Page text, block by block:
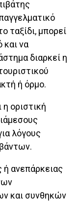
ταξίδι, μπορεί
και να
διαρκεί η
ή όρμο.
οριστική
λόγους
ή ανεπάρκειας
και συνθηκών